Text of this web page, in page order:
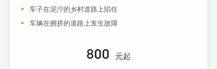
车子在泥泞的乡村道路上陷住
车辆在拥挤的道路上发生故障
800 元起